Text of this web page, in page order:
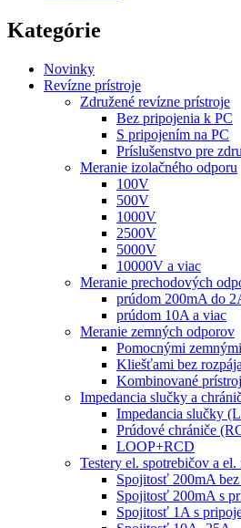
Kategórie
Novinky
Revízne prístroje
Združené revízne prístroje
Bez pripojenia k PC
S pripojením na PC
Príslušenstvo pre
Meranie izolačného odporu
100V
500V
1000V
2500V
5000V
10000V a viac
Meranie prechodových
prúdom 200mA do
prúdom 10A a viac
Meranie zemných odporov
Pomocnými
Kliešťami bez
Kombinované
Impedancia slučky a
Impedancia slučky
Prúdové chrániče
LOOP+RCD
Testery el. spotrebičov a el.
Spojitosť 200mA
Spojitosť 200mA s
Spojitosť 1A s